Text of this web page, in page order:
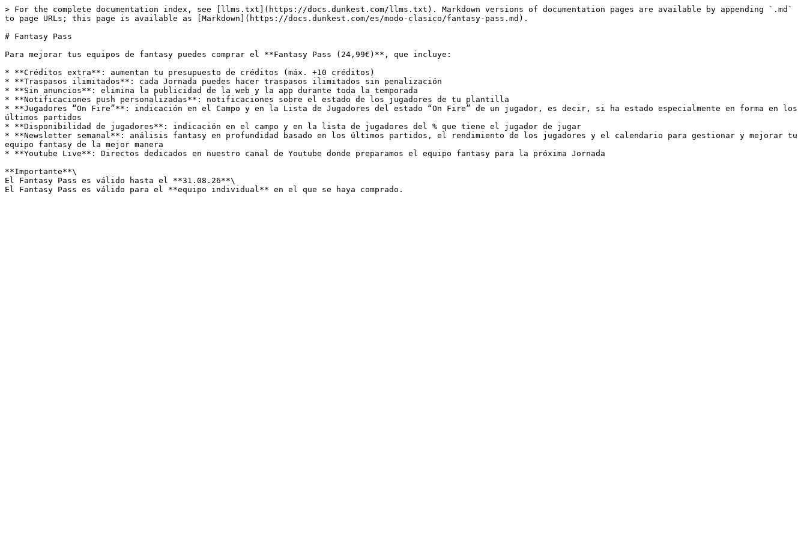
> For the complete documentation index, see [llms.txt](https://docs.dunkest.com/llms.txt). Markdown versions of documentation pages are available by appending `.md`
to page URLs; this page is available as [Markdown](https://docs.dunkest.com/es/modo-clasico/fantasy-pass.md).
# Fantasy Pass
Para mejorar tus equipos de fantasy puedes comprar el **Fantasy Pass (24,99€)**, que incluye:
* **Créditos extra**: aumentan tu presupuesto de créditos (máx. +10 créditos)
* **Traspasos ilimitados**: cada Jornada puedes hacer traspasos ilimitados sin penalización
* **Sin anuncios**: elimina la publicidad de la web y la app durante toda la temporada
* **Notificaciones push personalizadas**: notificaciones sobre el estado de los jugadores de tu plantilla
* **Jugadores “On Fire”**: indicación en el Campo y en la Lista de Jugadores del estado “On Fire” de un jugador, es decir, si ha estado especialmente en forma en los
últimos partidos
* **Disponibilidad de jugadores**: indicación en el campo y en la lista de jugadores del % que tiene el jugador de jugar
* **Newsletter semanal**: análisis fantasy en profundidad basado en los últimos partidos, el rendimiento de los jugadores y el calendario para gestionar y mejorar tu
equipo fantasy de la mejor manera
* **Youtube Live**: Directos dedicados en nuestro canal de Youtube donde preparamos el equipo fantasy para la próxima Jornada
**Importante**\
El Fantasy Pass es válido hasta el **31.08.26**\